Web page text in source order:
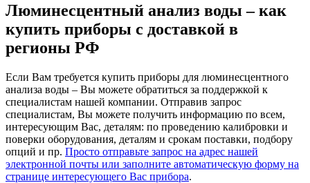
Люминесцентный анализ воды – как
купить приборы с доставкой в
регионы РФ
Если Вам требуется купить приборы для люминесцентного
анализа воды – Вы можете обратиться за поддержкой к
специалистам нашей компании. Отправив запрос
специалистам, Вы можете получить информацию по всем,
интересующим Вас, деталям: по проведению калибровки и
поверки оборудования, деталям и срокам поставки, подбору
опций и пр. Просто отправьте запрос на адрес нашей
электронной почты или заполните автоматическую форму на
странице интересующего Вас прибора.